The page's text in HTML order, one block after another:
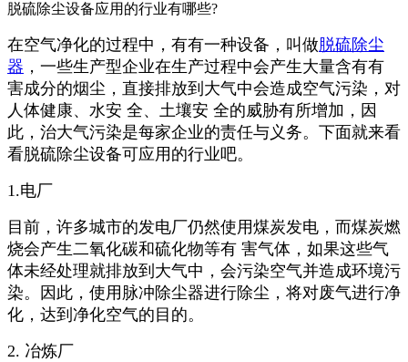
脱硫除尘设备应用的行业有哪些?
在空气净化的过程中，有有一种设备，叫做脱硫除尘
器 ，一些生产型企业在生产过程中会产生大量含有有
害成分的烟尘，直接排放到大气中会造成空气污染，对
人体健康、水安 全、土壤安 全的威胁有所增加，因
此，治大气污染是每家企业的责任与义务。下面就来看
看脱硫除尘设备可应用的行业吧。
1.电厂
目前，许多城市的发电厂仍然使用煤炭发电，而煤炭燃
烧会产生二氧化碳和硫化物等有 害气体，如果这些气
体未经处理就排放到大气中，会污染空气并造成环境污
染。因此，使用脉冲除尘器进行除尘，将对废气进行净
化，达到净化空气的目的。
2. 冶炼厂